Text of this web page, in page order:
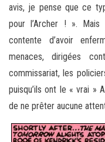
avis, je pense que ce
pour l’Archer ! ».
contente d’avoir
menaces, dirigées
commissariat, les
puisqu’ils ont le « vrai »
de ne prêter aucune